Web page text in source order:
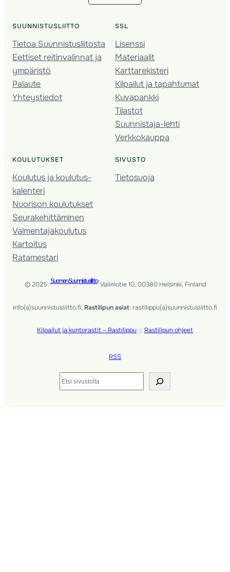
SUUNNISTUSLIITTO
Tietoa Suunnistusliitosta
Eettiset reitinvalinnat ja
ympäristö
Palaute
Yhteystiedot
SSL
Lisenssi
Materiaalit
Karttarekisteri
Kilpailut ja tapahtumat
Kuvapankki
Tilastot
Suunnistaja-lehti
Verkkokauppa
KOULUTUKSET
Koulutus ja koulutus­
kalenteri
Nuorison koulutukset
Seura­kehittäminen
Valmentaja­koulutus
Kartoitus
Ratamestari
SIVUSTO
Tietosuoja
© 2025 ·Suomen Suunnistusliitto· Valimotie 10, 00380 Helsinki, Finland
info(a)suunnistusliitto.fi, Rastilipun asiat: rastilippu(a)suunnistusliitto.fi
Kilpailut ja kuntorastit – Rastilippu ::: Rastilipun ohjeet
RSS
Etsi